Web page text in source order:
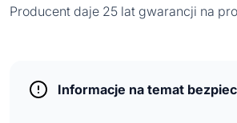
Producent daje 25 lat gwarancji na
Informacje na temat